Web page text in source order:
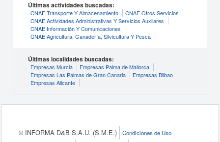
Últimas actividades buscadas:
CNAE Transporte Y Almacenamiento
CNAE Otros Servicios
CNAE Actividades Administrativas Y Servicios Auxliares
CNAE Información Y Comunicaciones
CNAE Agricultura, Ganadería, Silvicultura Y Pesca
Últimas localidades buscadas:
Empresas Murcia
Empresas Palma de Mallorca
Empresas Las Palmas de Gran Canaria
Empresas Bilbao
Empresas Alicante
© INFORMA D&B S.A.U. (S.M.E.)
Condiciones de Uso